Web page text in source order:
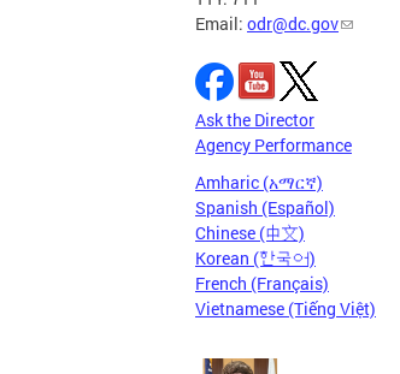
Email: odr@dc.gov
Ask the Director
Agency Performance
Amharic (አማርኛ)
Spanish (Español)
Chinese (中文)
Korean (한국어)
French (Français)
Vietnamese (Tiếng Việt)